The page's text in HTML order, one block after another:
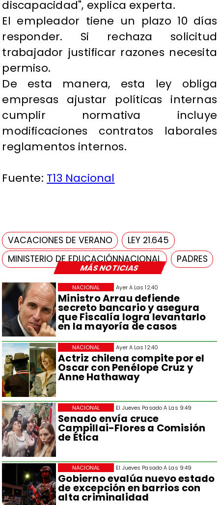
MÁS NOTICIAS
Ayer A Las 12:40
Ministro Arrau defiende
secreto bancario y asegura
que Fiscalía logra levantarlo
en la mayoría de casos
NACIONAL
Ayer A Las 12:40
Actriz chilena compite por el
Oscar con Penélope Cruz y
Anne Hathaway
NACIONAL
El Jueves Pasado A Las 9:49
Senado envía cruce
Campillai-Flores a Comisión
de Ética
NACIONAL
El Jueves Pasado A Las 9:49
Gobierno evalúa nuevo estado
de excepción en barrios con
alta criminalidad
NACIONAL
discapacidad", explica experta.
El empleador tiene un plazo 10 días
responder. Si rechaza solicitud
trabajador justificar razones necesita
permiso.
De esta manera, esta ley obliga
empresas ajustar políticas internas
cumplir normativa incluye
modificaciones contratos laborales
reglamentos internos.
Fuente: T13 Nacional
VACACIONES DE VERANO
LEY 21.645
MINISTERIO DE EDUCACIÓNNACIONAL
PADRES